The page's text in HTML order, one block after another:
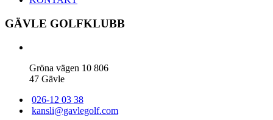
GÄVLE GOLFKLUBB
Gröna vägen 10 806
47 Gävle
026-12 03 38
kansli@gavlegolf.com